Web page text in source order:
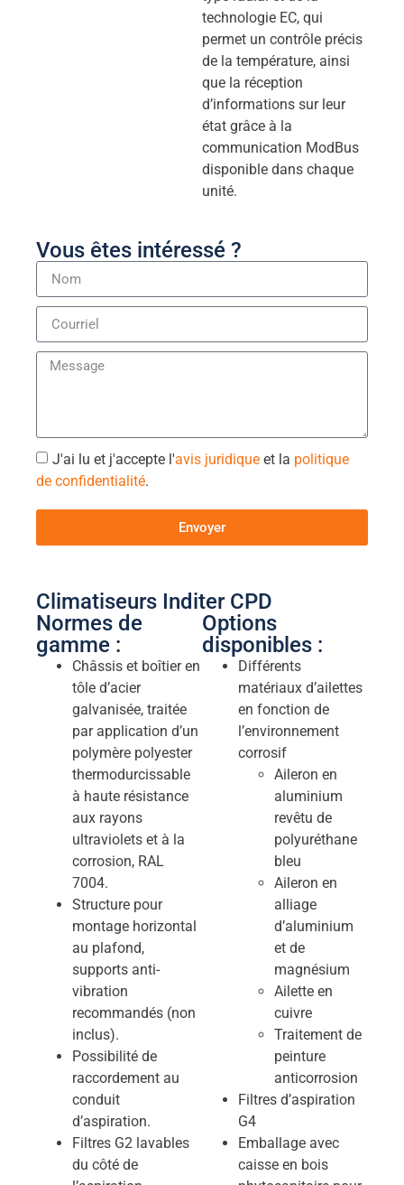
technologie EC, qui
permet un contrôle précis
de la température, ainsi
que la réception
d’informations sur leur
état grâce à la
communication ModBus
disponible dans chaque
unité.
Vous êtes intéressé ?
J'ai lu et j'accepte l'avis juridique et la politique
de confidentialité.
Envoyer
Climatiseurs Inditer CPD
Normes de
gamme :
Châssis et boîtier en
tôle d’acier
galvanisée, traitée
par application d’un
polymère polyester
thermodurcissable
à haute résistance
aux rayons
ultraviolets et à la
corrosion, RAL
7004.
Structure pour
montage horizontal
au plafond,
supports anti-
vibration
recommandés (non
inclus).
Possibilité de
raccordement au
conduit
d’aspiration.
Filtres G2 lavables
du côté de
Options
disponibles :
Différents
matériaux d’ailettes
en fonction de
l’environnement
corrosif
Aileron en
aluminium
revêtu de
polyuréthane
bleu
Aileron en
alliage
d’aluminium
et de
magnésium
Ailette en
cuivre
Traitement de
peinture
anticorrosion
Filtres d’aspiration
G4
Emballage avec
caisse en bois